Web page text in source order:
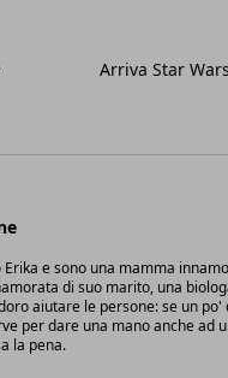
Arriva Star
Erika e sono una mamma
di suo marito, una
aiutare le persone: se un
per dare una mano anche ad
la pena.